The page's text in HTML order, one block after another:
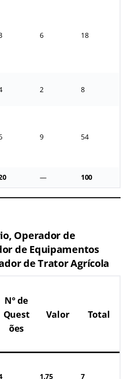
6 18
2 8
9 54
— 100
Operador de
de Equipamentos
de Trator Agrícola
Nº de
Quest
ões
Valor Total
1,75 7